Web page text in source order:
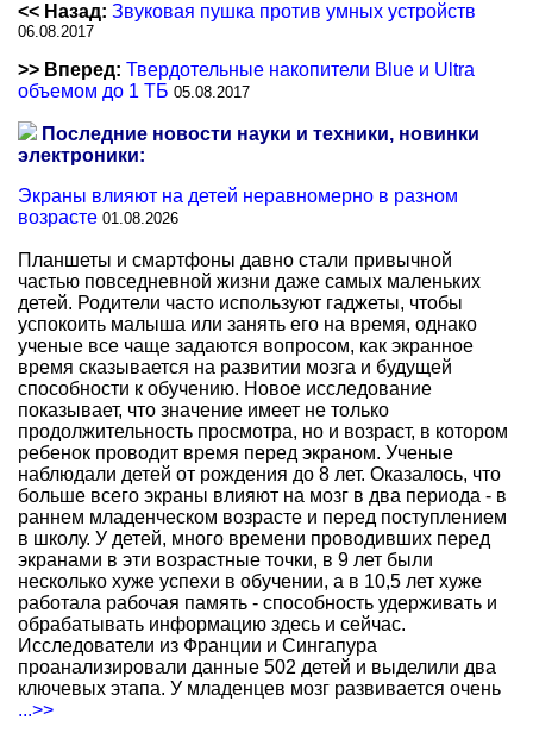
<< Назад: Звуковая пушка против умных устройств
06.08.2017
>> Вперед: Твердотельные накопители Blue и Ultra
объемом до 1 ТБ 05.08.2017
Последние новости науки и техники, новинки
электроники:
Экраны влияют на детей неравномерно в разном
возрасте 01.08.2026
Планшеты и смартфоны давно стали привычной
частью повседневной жизни даже самых маленьких
детей. Родители часто используют гаджеты, чтобы
успокоить малыша или занять его на время, однако
ученые все чаще задаются вопросом, как экранное
время сказывается на развитии мозга и будущей
способности к обучению. Новое исследование
показывает, что значение имеет не только
продолжительность просмотра, но и возраст, в котором
ребенок проводит время перед экраном. Ученые
наблюдали детей от рождения до 8 лет. Оказалось, что
больше всего экраны влияют на мозг в два периода - в
раннем младенческом возрасте и перед поступлением
в школу. У детей, много времени проводивших перед
экранами в эти возрастные точки, в 9 лет были
несколько хуже успехи в обучении, а в 10,5 лет хуже
работала рабочая память - способность удерживать и
обрабатывать информацию здесь и сейчас.
Исследователи из Франции и Сингапура
проанализировали данные 502 детей и выделили два
ключевых этапа. У младенцев мозг развивается очень
...>>